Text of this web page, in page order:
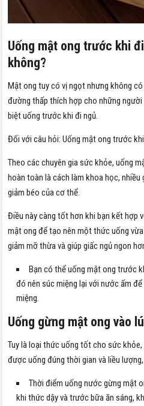
Uống mật ong trước khi
không?
Mật ong tuy có vị ngọt nhưng không
đường thấp thích hợp cho những
biệt uống trước khi đi ngủ.
Đối với câu hỏi: Uống mật ong trước
Theo các chuyên gia sức khỏe, uống
hoàn toàn là cách làm khoa học,
giảm béo của cơ thể.
Điều này càng tốt hơn khi bạn kết hợp
mật ong để tạo nên một thức uống
giảm mỡ thừa và giúp giấc ngủ ngon
Bạn có thể uống mật ong trước
đó nên súc miệng lại với nước ấm
miệng.
Uống gừng mật ong vào
Tuy là loại thức uống tốt cho sức
được uống đúng thời gian và liều
Thời điểm uống nước gừng mật
khi thức dậy và trước bữa ăn sáng,